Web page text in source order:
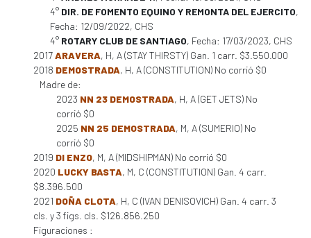
4° DIR. DE FOMENTO EQUINO Y REMONTA DEL EJERCITO,
Fecha: 12/09/2022, CHS
4° ROTARY CLUB DE SANTIAGO, Fecha: 17/03/2023, CHS
2017ARAVERA, H, A (STAY THIRSTY) Gan. 1 carr. $3.550.000
2018 DEMOSTRADA, H, A (CONSTITUTION) No corrió $0
Madre de:
2023 NN 23 DEMOSTRADA, H, A (GET JETS) No
corrió $0
2025 NN 25 DEMOSTRADA, M, A (SUMERIO) No
corrió $0
2019 DI ENZO, M, A (MIDSHIPMAN) No corrió $0
2020 LUCKY BASTA, M, C (CONSTITUTION) Gan. 4 carr.
$8.396.500
2021 DOÑA CLOTA, H, C (IVAN DENISOVICH) Gan. 4 carr. 3
cls. y 3 figs. cls. $126.856.250
Figuraciones :